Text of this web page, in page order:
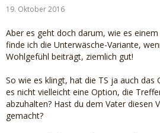
differenzieren und für sich selbst
sie beschützt wage ich mal zu
19. Oktober 2016
Aber es geht doch darum, wie es
finde ich die Unterwäsche-Variante,
Wohlgefühl beiträgt, ziemlich gut!
So wie es klingt, hat die TS ja auch das
es nicht vielleicht eine Option, die
abzuhalten? Hast du dem Vater diesen
gemacht?